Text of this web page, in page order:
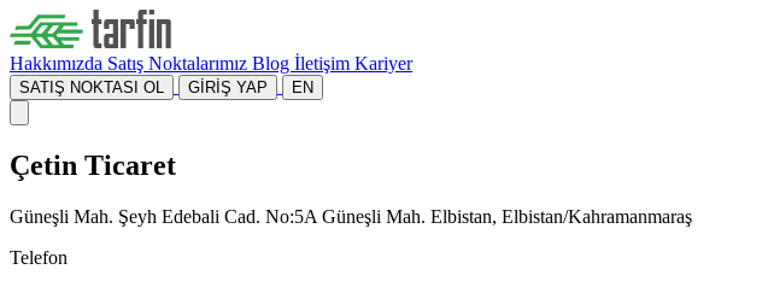
Hakkımızda Satış Noktalarımız Blog İletişim Kariyer
SATIŞ NOKTASI OL GİRİŞ YAP EN
Çetin Ticaret
Güneşli Mah. Şeyh Edebali Cad. No:5A Güneşli Mah. Elbistan, Elbistan/Kahramanmaraş
Telefon